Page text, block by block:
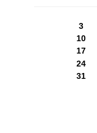
3
10
17
24
31